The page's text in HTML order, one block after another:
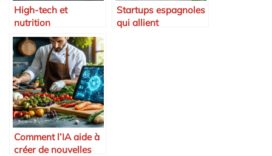
High-tech et
nutrition
méditerranéenne
Startups espagnoles
qui allient
Comment l’IA aide à
créer de nouvelles